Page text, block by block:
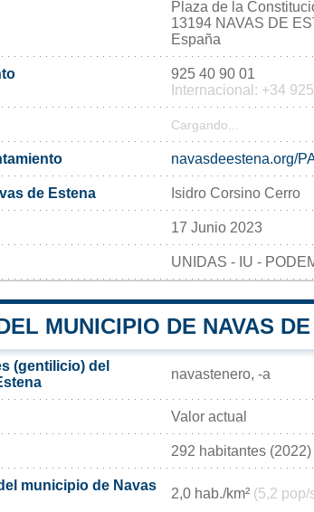
Plaza de la
13194 NAVAS DE
España
925 40 90 01
Internacional: +34
Cargando...
navasdeestena.org/
de Estena Isidro Corsino Cerro
17 Junio 2023
UNIDAS - IU -
MUNICIPIO DE NAVAS
(gentilicio) del
navastenero, -a
Valor actual
292 habitantes (2022)
municipio de Navas
2,0 hab./km² (5,2 pop/